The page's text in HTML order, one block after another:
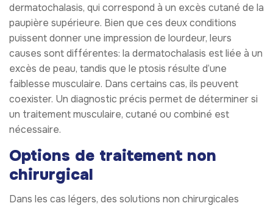
dermatochalasis, qui correspond à un excès cutané de la
paupière supérieure. Bien que ces deux conditions
puissent donner une impression de lourdeur, leurs
causes sont différentes: la dermatochalasis est liée à un
excès de peau, tandis que le ptosis résulte d’une
faiblesse musculaire. Dans certains cas, ils peuvent
coexister. Un diagnostic précis permet de déterminer si
un traitement musculaire, cutané ou combiné est
nécessaire.
Options de traitement non
chirurgical
Dans les cas légers, des solutions non chirurgicales